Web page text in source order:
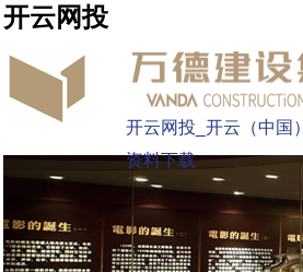
开云网投
开云网投_开云（中国）
资料下载